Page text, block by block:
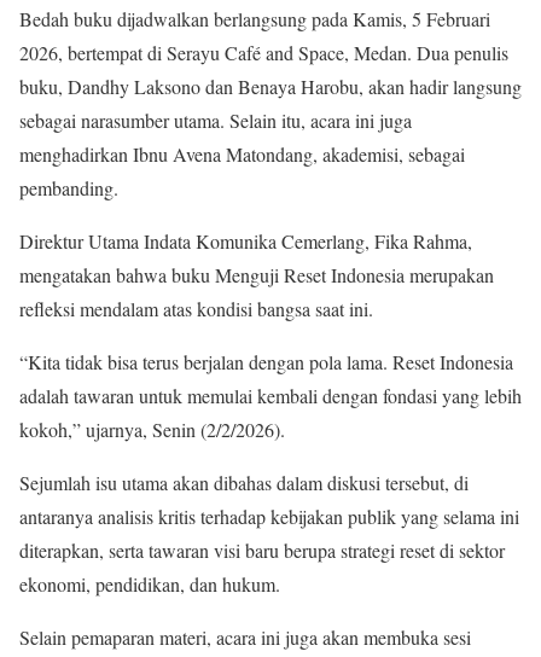
Bedah buku dijadwalkan berlangsung pada Kamis, 5 Februari
2026, bertempat di Serayu Café and Space, Medan. Dua penulis
buku, Dandhy Laksono dan Benaya Harobu, akan hadir langsung
sebagai narasumber utama. Selain itu, acara ini juga
menghadirkan Ibnu Avena Matondang, akademisi, sebagai
pembanding.
Direktur Utama Indata Komunika Cemerlang, Fika Rahma,
mengatakan bahwa buku Menguji Reset Indonesia merupakan
refleksi mendalam atas kondisi bangsa saat ini.
“Kita tidak bisa terus berjalan dengan pola lama. Reset Indonesia
adalah tawaran untuk memulai kembali dengan fondasi yang lebih
kokoh,” ujarnya, Senin (2/2/2026).
Sejumlah isu utama akan dibahas dalam diskusi tersebut, di
antaranya analisis kritis terhadap kebijakan publik yang selama ini
diterapkan, serta tawaran visi baru berupa strategi reset di sektor
ekonomi, pendidikan, dan hukum.
Selain pemaparan materi, acara ini juga akan membuka sesi